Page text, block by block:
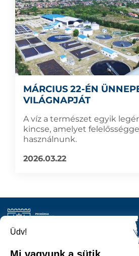
MÁRCIUS 22-ÉN
VILÁGNAPJÁT
A víz a természet egyik
kincse, amelyet
használnunk.
2026.03.22
Üdv!